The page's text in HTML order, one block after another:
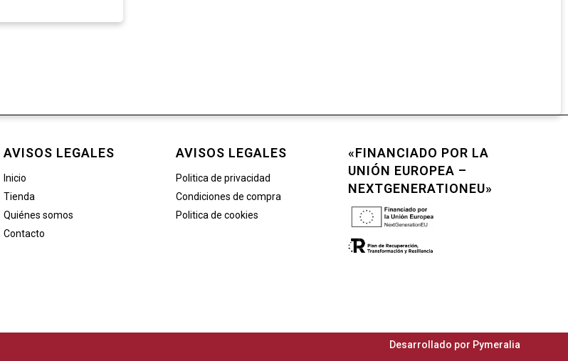
AVISOS LEGALES
Inicio
Tienda
Quiénes somos
Contacto
AVISOS LEGALES
Politica de privacidad
Condiciones de compra
Politica de cookies
«FINANCIADO POR LA
UNIÓN EUROPEA –
NEXTGENERATIONEU»
Desarrollado por Pymeralia